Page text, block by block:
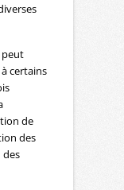
peut
certains
de
des
des